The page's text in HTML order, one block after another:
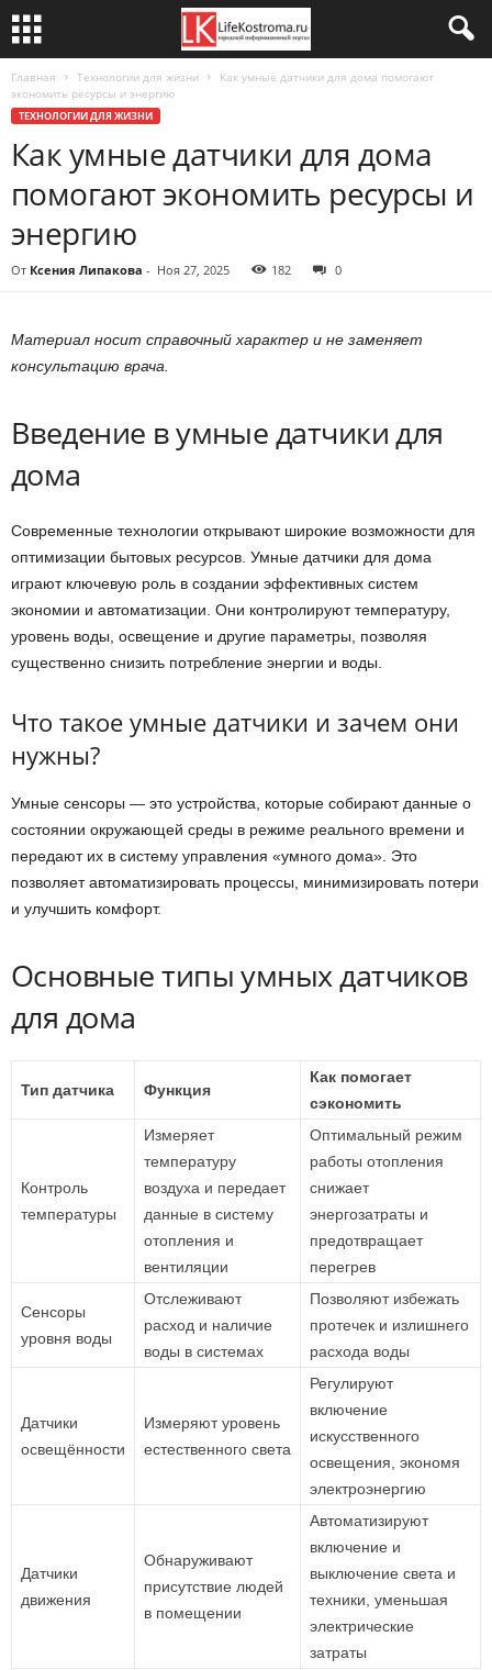
Главная Технологии для жизни
Как умные датчики для дома помогают
экономить ресурсы и энергию
ТЕХНОЛОГИИ ДЛЯ ЖИЗНИ
Как умные датчики для дома
помогают экономить ресурсы и
энергию
От Ксения Липакова - Ноя 27, 2025 182 0
Материал носит справочный характер и не заменяет
консультацию врача.
Введение в умные датчики для
дома
Современные технологии открывают широкие возможности для
оптимизации бытовых ресурсов. Умные датчики для дома
играют ключевую роль в создании эффективных систем
экономии и автоматизации. Они контролируют температуру,
уровень воды, освещение и другие параметры, позволяя
существенно снизить потребление энергии и воды.
Что такое умные датчики и зачем они
нужны?
Умные сенсоры — это устройства, которые собирают данные о
состоянии окружающей среды в режиме реального времени и
передают их в систему управления «умного дома». Это
позволяет автоматизировать процессы, минимизировать потери
и улучшить комфорт.
Основные типы умных датчиков
для дома
Тип датчика Функция
Как помогает
сэкономить
Контроль
температуры
Измеряет
температуру
воздуха и передает
данные в систему
отопления и
вентиляции
Оптимальный режим
работы отопления
снижает
энергозатраты и
предотвращает
перегрев
Сенсоры
уровня воды
Отслеживают
расход и наличие
воды в системах
Позволяют избежать
протечек и излишнего
расхода воды
Датчики
освещённости
Измеряют уровень
естественного света
Регулируют
включение
искусственного
освещения, экономя
электроэнергию
Датчики
движения
Обнаруживают
присутствие людей
в помещении
Автоматизируют
включение и
выключение света и
техники, уменьшая
электрические
затраты